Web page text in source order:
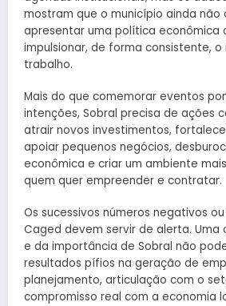
mostram que o município ainda não
apresentar uma política econômica
impulsionar, de forma consistente,
trabalho.
Mais do que comemorar eventos
intenções, Sobral precisa de ações
atrair novos investimentos,
apoiar pequenos negócios,
econômica e criar um ambiente
quem quer empreender e contratar.
Os sucessivos números negativos
Caged devem servir de alerta. Uma
e da importância de Sobral não
resultados pífios na geração de
planejamento, articulação com o
compromisso real com a economia